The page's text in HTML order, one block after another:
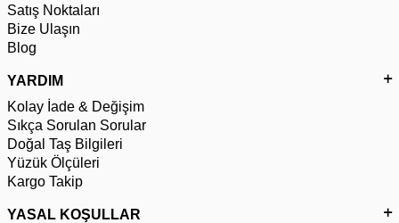
Satış Noktaları
Bize Ulaşın
Blog
YARDIM
Kolay İade & Değişim
Sıkça Sorulan Sorular
Doğal Taş Bilgileri
Yüzük Ölçüleri
Kargo Takip
YASAL KOŞULLAR